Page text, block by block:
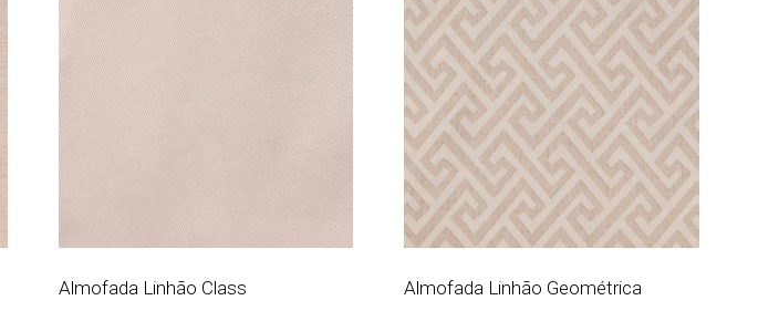
Almofada Linhão Class Almofada Linhão Geométrica